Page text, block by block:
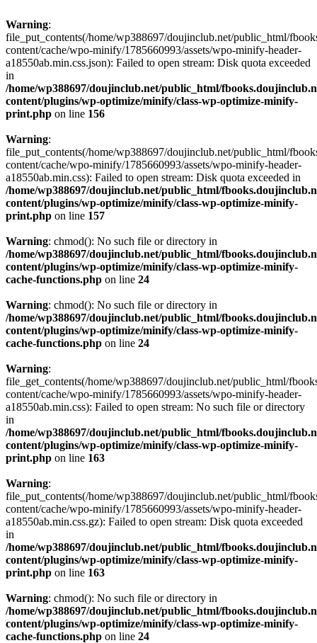
Warning:
file_put_contents(/home/wp388697/doujinclub.net/public_html/
content/cache/wpo-minify/1785660993/assets/wpo-minify-header-
a18550ab.min.css.json): Failed to open stream: Disk quota exceeded
in
/home/wp388697/doujinclub.net/public_html/
content/plugins/wp-optimize/minify/class-wp-optimize-minify-
print.php on line 156
Warning:
file_put_contents(/home/wp388697/doujinclub.net/public_html/
content/cache/wpo-minify/1785660993/assets/wpo-minify-header-
a18550ab.min.css): Failed to open stream: Disk quota exceeded in
/home/wp388697/doujinclub.net/public_html/
content/plugins/wp-optimize/minify/class-wp-optimize-minify-
print.php on line 157
Warning: chmod(): No such file or directory in
/home/wp388697/doujinclub.net/public_html/
content/plugins/wp-optimize/minify/class-wp-optimize-minify-
cache-functions.php on line 24
Warning: chmod(): No such file or directory in
/home/wp388697/doujinclub.net/public_html/
content/plugins/wp-optimize/minify/class-wp-optimize-minify-
cache-functions.php on line 24
Warning:
file_get_contents(/home/wp388697/doujinclub.net/public_html/
content/cache/wpo-minify/1785660993/assets/wpo-minify-header-
a18550ab.min.css): Failed to open stream: No such file or directory
in
/home/wp388697/doujinclub.net/public_html/
content/plugins/wp-optimize/minify/class-wp-optimize-minify-
print.php on line 163
Warning:
file_put_contents(/home/wp388697/doujinclub.net/public_html/
content/cache/wpo-minify/1785660993/assets/wpo-minify-header-
a18550ab.min.css.gz): Failed to open stream: Disk quota exceeded
in
/home/wp388697/doujinclub.net/public_html/
content/plugins/wp-optimize/minify/class-wp-optimize-minify-
print.php on line 163
Warning: chmod(): No such file or directory in
/home/wp388697/doujinclub.net/public_html/
content/plugins/wp-optimize/minify/class-wp-optimize-minify-
cache-functions.php on line 24